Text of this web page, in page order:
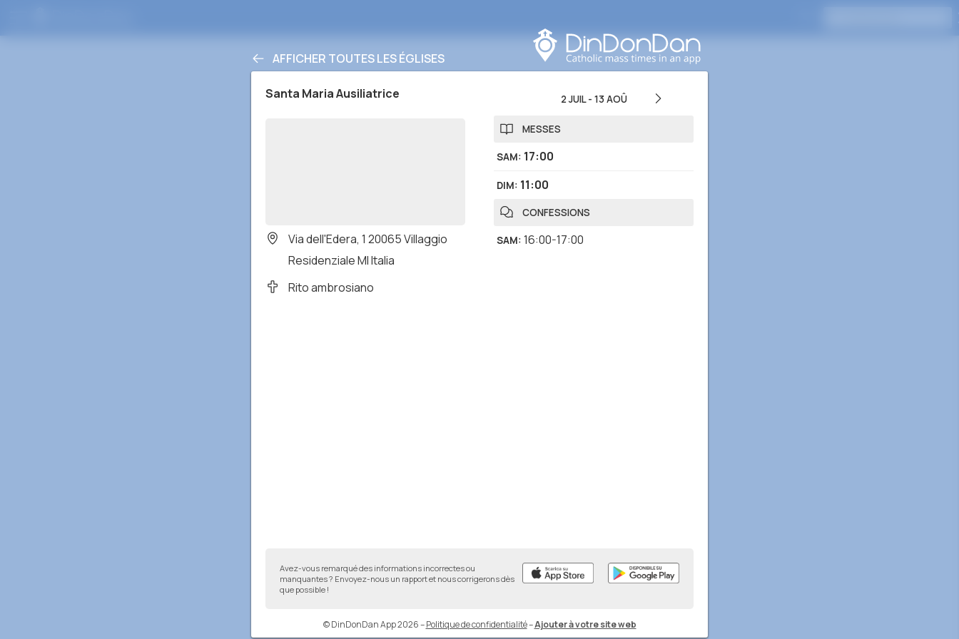
AFFICHER TOUTES LES ÉGLISES
Santa Maria Ausiliatrice
Via dell'Edera, 1 20065 Villaggio
Residenziale MI Italia
Rito ambrosiano
2 JUIL- 13 AOÛ
MESSES
SAM: 17:00
DIM: 11:00
CONFESSIONS
SAM: 16:00-17:00
Avez-vous remarqué des informations incorrectes ou
manquantes ? Envoyez-nous un rapport et nous corrigerons dès
que possible !
© DinDonDan App 2026– Politique de confidentialité–Ajouter à votre site web